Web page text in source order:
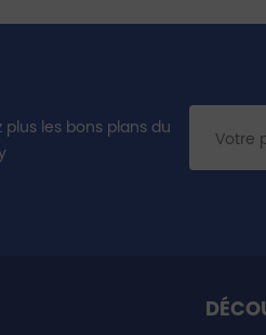
plus les bons plans du